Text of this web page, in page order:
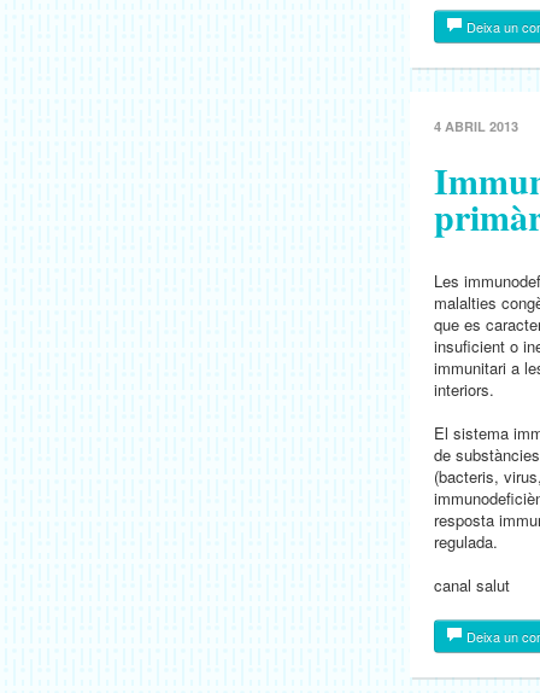
Deixa un
4 ABRIL 2013
Les
malalties
que es
insuficient o
immunitari a
interiors.
El sistema
de
(bacteris,
resposta
regulada.
canal salut
Deixa un